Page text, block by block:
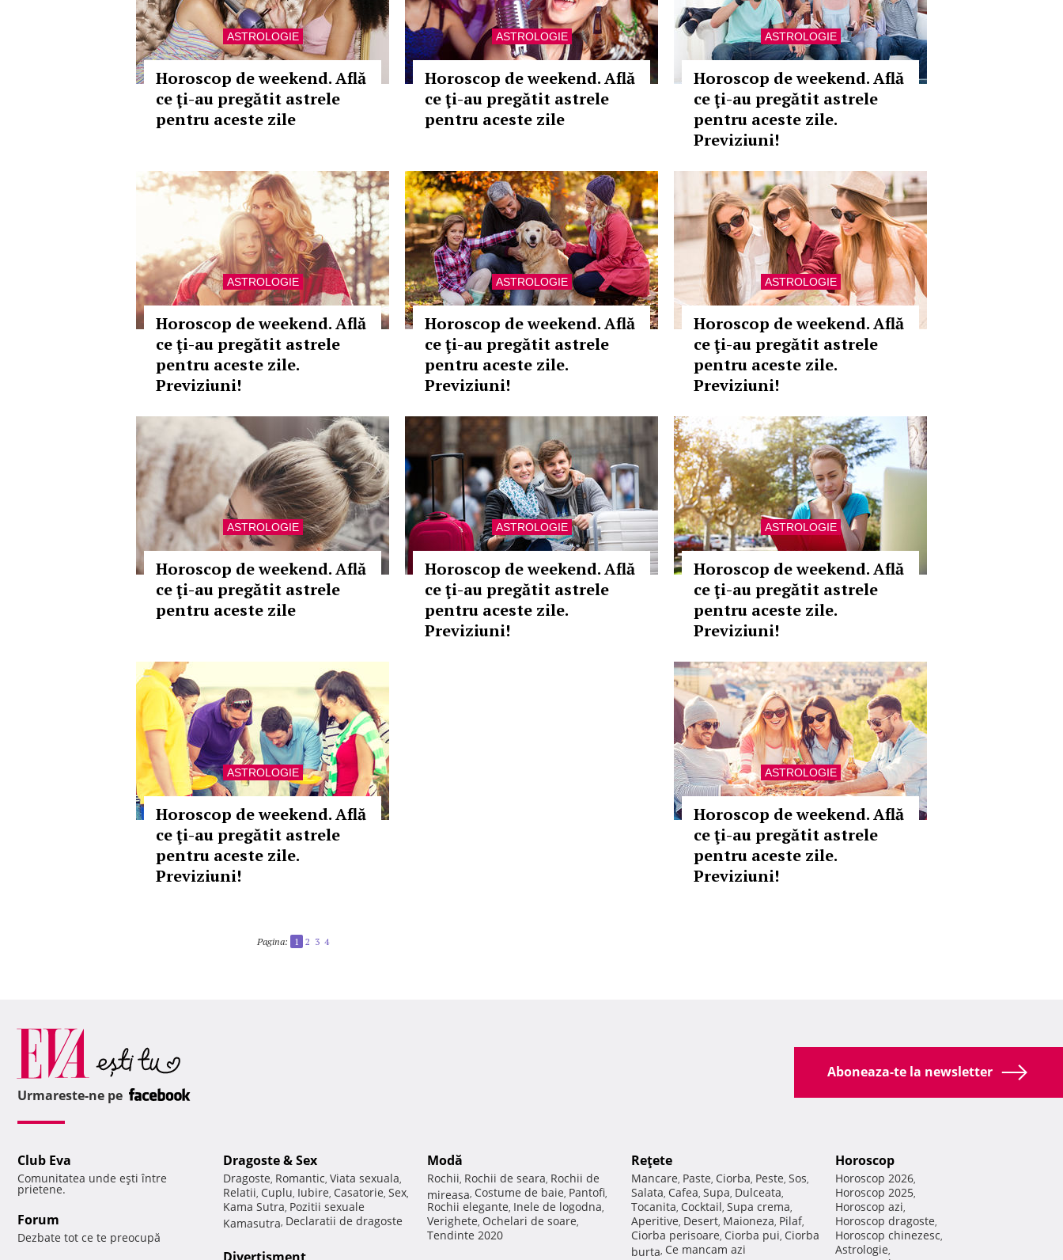
ASTROLOGIE
Horoscop de weekend. Află
ce ţi-au pregătit astrele
pentru aceste zile
ASTROLOGIE
Horoscop de weekend. Află
ce ţi-au pregătit astrele
pentru aceste zile
ASTROLOGIE
Horoscop de weekend. Află
ce ţi-au pregătit astrele
pentru aceste zile.
Previziuni!
ASTROLOGIE
Horoscop de weekend. Află
ce ţi-au pregătit astrele
pentru aceste zile.
Previziuni!
ASTROLOGIE
Horoscop de weekend. Află
ce ţi-au pregătit astrele
pentru aceste zile.
Previziuni!
ASTROLOGIE
Horoscop de weekend. Află
ce ţi-au pregătit astrele
pentru aceste zile.
Previziuni!
ASTROLOGIE
Horoscop de weekend. Află
ce ţi-au pregătit astrele
pentru aceste zile
ASTROLOGIE
Horoscop de weekend. Află
ce ţi-au pregătit astrele
pentru aceste zile.
Previziuni!
ASTROLOGIE
Horoscop de weekend. Află
ce ţi-au pregătit astrele
pentru aceste zile.
Previziuni!
ASTROLOGIE
Horoscop de weekend. Află
ce ţi-au pregătit astrele
pentru aceste zile.
Previziuni!
ASTROLOGIE
Horoscop de weekend. Află
ce ţi-au pregătit astrele
pentru aceste zile.
Previziuni!
Pagina: 1 2 3 4
Aboneaza-te la newsletter
Urmareste-ne pe
Club Eva
Comunitatea unde eşti între
prietene.
Forum
Dezbate tot ce te preocupă
Dragoste & Sex
Dragoste, Romantic, Viata sexuala,
Relatii, Cuplu, Iubire, Casatorie, Sex,
Kama Sutra, Pozitii sexuale
Kamasutra, Declaratii de dragoste
Modă
Rochii, Rochii de seara, Rochii de
mireasa, Costume de baie, Pantofi,
Rochii elegante, Inele de logodna,
Verighete, Ochelari de soare,
Tendinte 2020
Reţete
Mancare, Paste, Ciorba, Peste, Sos,
Salata, Cafea, Supa, Dulceata,
Tocanita, Cocktail, Supa crema,
Aperitive, Desert, Maioneza, Pilaf,
Ciorba perisoare, Ciorba pui, Ciorba
burta, Ce mancam azi
Horoscop
Horoscop 2026,
Horoscop 2025,
Horoscop azi,
Horoscop dragoste,
Horoscop chinezesc,
Astrologie,